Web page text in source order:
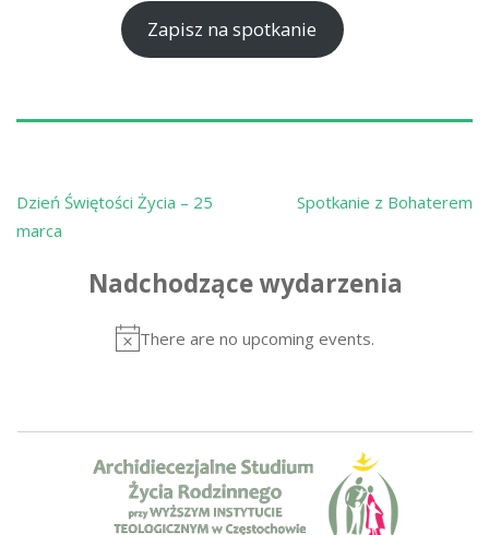
Zapisz na spotkanie
Nawigacja
wpisu
Dzień Świętości Życia – 25
marca
Spotkanie z Bohaterem
Nadchodzące wydarzenia
There are no upcoming events.